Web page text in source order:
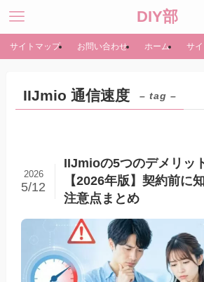
DIY部
サイトマップ お問い合わせ ホーム サ
IIJmio 通信速度 – tag –
IIJmioの5つのデメリッ
【2026年版】契約前に
注意点まとめ
2026
5/12